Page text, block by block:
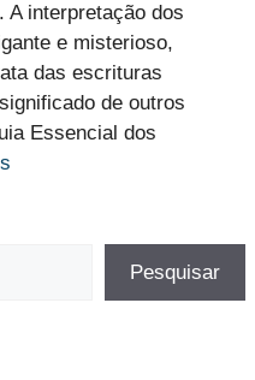
A interpretação dos
e misterioso,
das escrituras
de outros
Essencial dos
Pesquisar